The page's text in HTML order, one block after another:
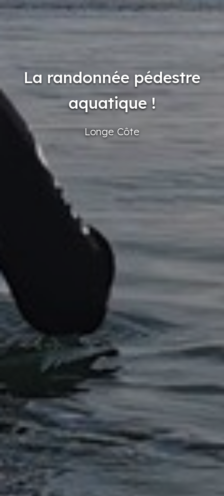
La randonnée pédestre
aquatique !
Longe Côte